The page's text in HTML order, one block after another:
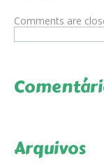
Comments are
Arquivos